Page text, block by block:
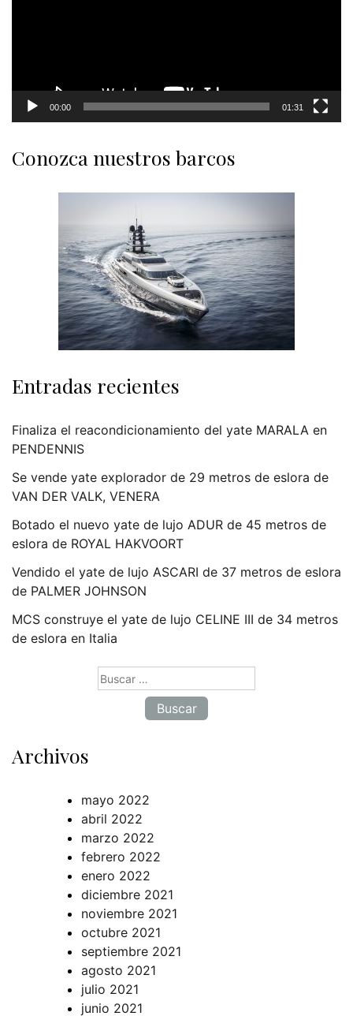
00:00 01:31
Conozca nuestros barcos
Entradas recientes
Finaliza el reacondicionamiento del yate MARALA en
PENDENNIS
Se vende yate explorador de 29 metros de eslora de
VAN DER VALK, VENERA
Botado el nuevo yate de lujo ADUR de 45 metros de
eslora de ROYAL HAKVOORT
Vendido el yate de lujo ASCARI de 37 metros de eslora
de PALMER JOHNSON
MCS construye el yate de lujo CELINE III de 34 metros
de eslora en Italia
Archivos
mayo 2022
abril 2022
marzo 2022
febrero 2022
enero 2022
diciembre 2021
noviembre 2021
octubre 2021
septiembre 2021
agosto 2021
julio 2021
junio 2021